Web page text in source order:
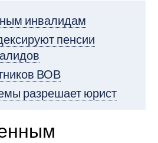
инвалидам
пенсии
ВОВ
разрешает юрист